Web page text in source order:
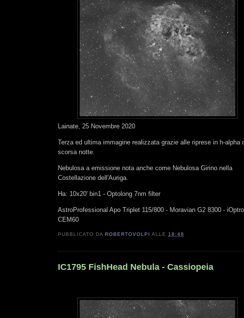
Lainate, 25 Novembre 2020
Terza ed ultima immagine realizzata grazie alle riprese in h-alpha
scorsa notte.
Nebulosa a emissione nota anche come Nebulosa Girino nella
Costellazione dell'Auriga.
Ha: 10x20' bin1 - Optolong 7nm filter
AstroProfessional Apo Triplet 115/800 - Moravian G2 8300 -
CEM60
PUBBLICATO DAROBERTOVOLPI ALLE 18:48
IC1795 FishHead Nebula - Cassiopeia